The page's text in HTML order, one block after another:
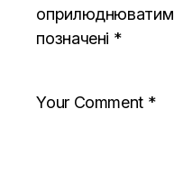
позначені *